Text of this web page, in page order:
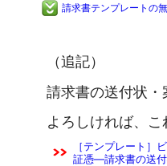
請求書テンプレートの
（追記）
請求書の送付状・
よろしければ、こ
［テンプレート］
証憑―請求書の送